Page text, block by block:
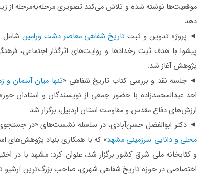
موقعیت‌ها نوشته شده و تلاش می‌کند تصویری مرحله‌به‌مرحله از
دهد.
◄ پروژه تدوین و ثبت تاریخ شفاهی معاصر دشت ورامین شامل
پیشوا با هدف ثبت رخدادها و روایت‌های اثرگذار اجتماعی،
پژوهش آغاز شد.
◄ جلسه نقد و بررسی کتاب تاریخ شفاهی «تنها میان آسمان و
احد عبدالمحمدزاده با حضور جمعی از نویسندگان و استادان
ارزش‌های دفاع مقدس و مقاومت استان اردبیل، برگزار شد.
◄ دکتر ابوالفضل حسن‌آبادی، در سلسله نشست‌های «در
محلی و دانایی سرزمینی مشهد» که با همکاری بنیاد پژوهش‌های
اختصاصی در حوزه تاریخ شفاهی شهری، صاحب بزرگ‌ترین